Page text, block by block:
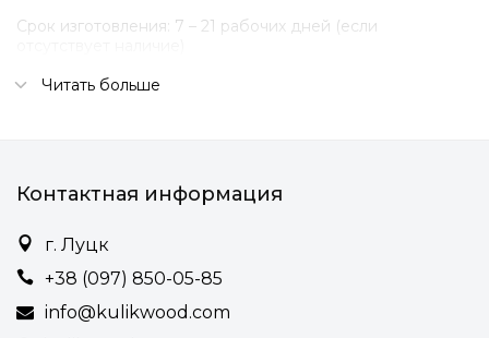
Срок изготовления: 7 – 21 рабочих дней (если
Подробности:
• Широкий выбор типов и цветов ткани обивки (рогожка,
• Мягкая часть на замках, позволяющая ее разобрать и
постирать.
• Несколько вариантов тонировки древесины
Читать больше
Контактная информация
г. Луцк
+38 (097) 850-05-85
info@kulikwood.com